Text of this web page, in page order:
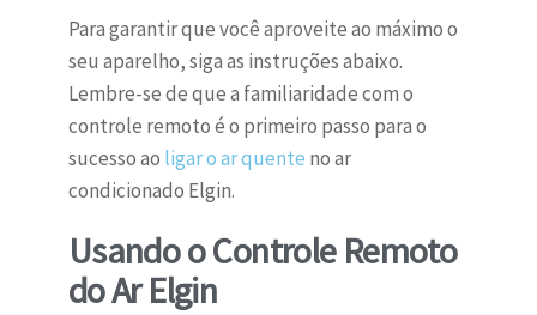
Para garantir que você aproveite ao máximo o
seu aparelho, siga as instruções abaixo.
Lembre-se de que a familiaridade com o
controle remoto é o primeiro passo para o
sucesso ao ligar o ar quente no ar
condicionado Elgin.
Usando o Controle Remoto
do Ar Elgin